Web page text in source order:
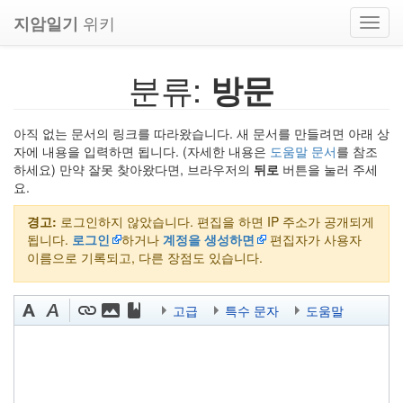
지암일기 위키
분류: 방문
아직 없는 문서의 링크를 따라왔습니다. 새 문서를 만들려면 아래 상
자에 내용을 입력하면 됩니다. (자세한 내용은 도움말 문서를 참조
하세요) 만약 잘못 찾아왔다면, 브라우저의 뒤로 버튼을 눌러 주세
요.
경고: 로그인하지 않았습니다. 편집을 하면 IP 주소가 공개되게
됩니다. 로그인 하거나 계정을 생성하면
편집자가 사용자
이름으로 기록되고, 다른 장점도 있습니다.
고급 특수 문자 도움말